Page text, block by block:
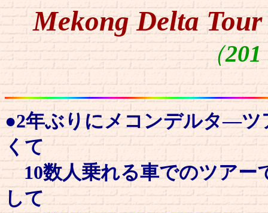
Mekong Delta Tour
（201
●2年ぶりにメコンデルタ―ツ
くて
10数人乗れる車でのツアー
して